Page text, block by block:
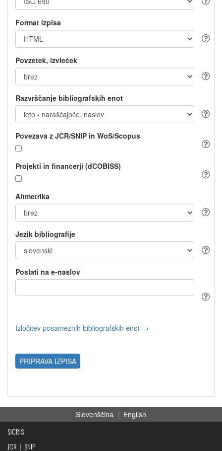
Format izpisa
Povzetek, izvleček
Razvrščanje bibliografskih enot
Povezava z JCR/SNIP in WoS/Scopus
Projekti in financerji (dCOBISS)
Altmetrika
Jezik bibliografije
Poslati na e-naslov
Izločitev posameznih bibliografskih enot →
PRIPRAVA IZPISA
Slovenščina | English
SICRIS
JCR | SNIP